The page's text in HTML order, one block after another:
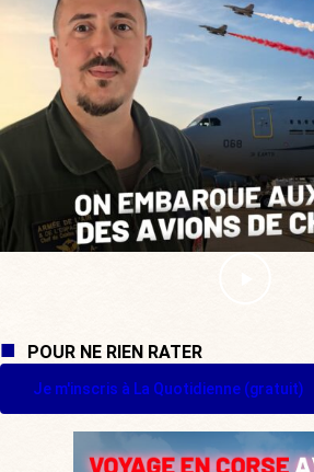
POUR NE RIEN RATER
Je m'inscris à La Quotidienne (gratuit)